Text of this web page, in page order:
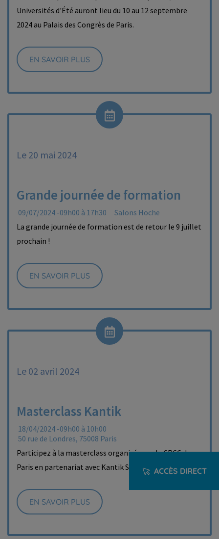
ACCÈS DIRECT
Universités d'Été auront lieu du 10 au 12 septembre
2024 au Palais des Congrès de Paris.
EN SAVOIR PLUS
Le 20 mai 2024
Grande journée de formation
09/07/2024 -09h00 à 17h30
Salons Hoche
La grande journée de formation est de retour le 9 juillet
prochain !
EN SAVOIR PLUS
Le 02 avril 2024
Masterclass Kantik
18/04/2024 -09h00 à 10h00
50 rue de Londres, 75008 Paris
Participez à la masterclass organisée par la CRCC de
Paris en partenariat avec Kantik Solutions.
EN SAVOIR PLUS